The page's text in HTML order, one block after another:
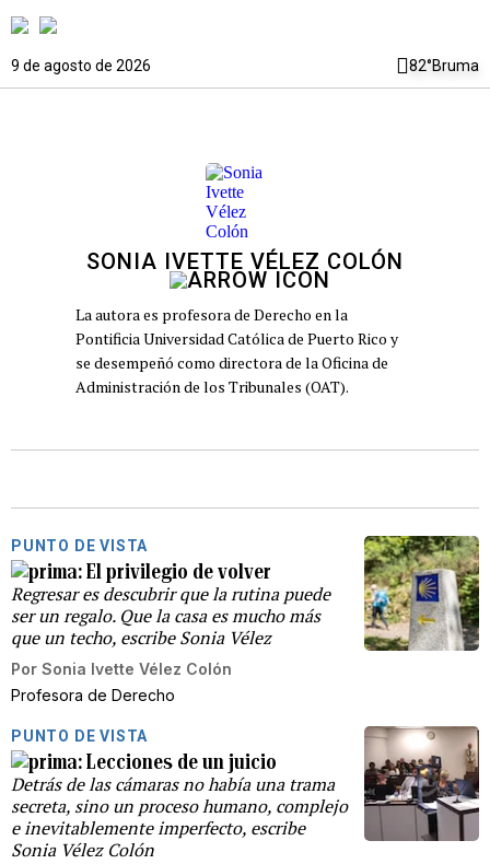
9 de agosto de 2026 82°Bruma
SONIA IVETTE VÉLEZ COLÓN
La autora es profesora de Derecho en la
Pontificia Universidad Católica de Puerto Rico y
se desempeñó como directora de la Oficina de
Administración de los Tribunales (OAT).
PUNTO DE VISTA
El privilegio de volver
Regresar es descubrir que la rutina puede
ser un regalo. Que la casa es mucho más
que un techo, escribe Sonia Vélez
Por Sonia Ivette Vélez Colón
Profesora de Derecho
PUNTO DE VISTA
Lecciones de un juicio
Detrás de las cámaras no había una trama
secreta, sino un proceso humano, complejo
e inevitablemente imperfecto, escribe
Sonia Vélez Colón